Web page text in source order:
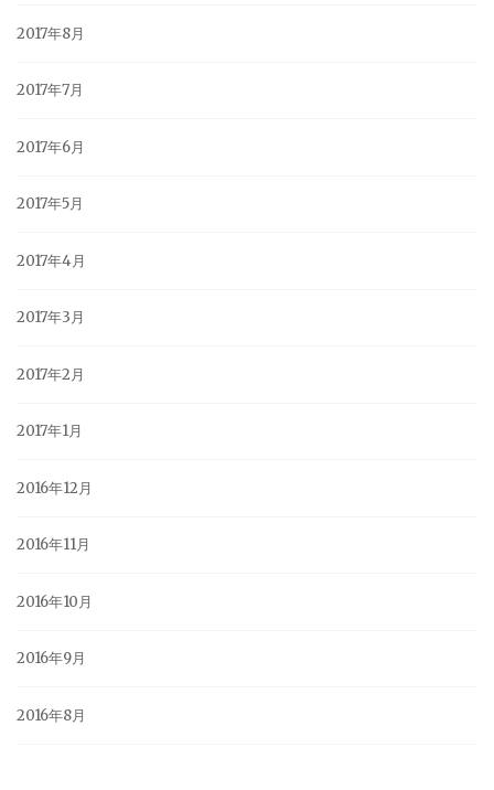
2017年8月
2017年7月
2017年6月
2017年5月
2017年4月
2017年3月
2017年2月
2017年1月
2016年12月
2016年11月
2016年10月
2016年9月
2016年8月